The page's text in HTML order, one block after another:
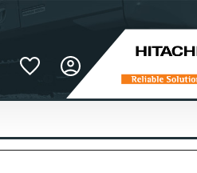
Favoriter